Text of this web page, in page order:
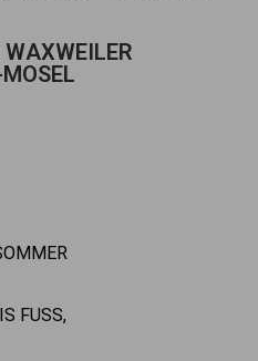
FUSS,